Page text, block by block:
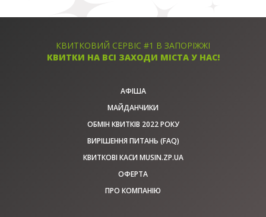
КВИТКОВИЙ СЕРВІС #1 В ЗАПОРІЖЖІ
КВИТКИ НА ВСІ ЗАХОДИ МІСТА У НАС!
АФІША
МАЙДАНЧИКИ
ОБМІН КВИТКІВ 2022 РОКУ
ВИРІШЕННЯ ПИТАНЬ (FAQ)
КВИТКОВІ КАСИ MUSIN.ZP.UA
ОФЕРТА
ПРО КОМПАНІЮ